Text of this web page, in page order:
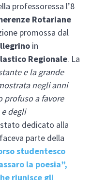
professoressa l’8
Rotariane
promossa dal
in
Regionale. La
e la grande
negli anni
profuso a favore
degli
dedicato alla
parte della
studentesco
la poesia”,
riunisce gli